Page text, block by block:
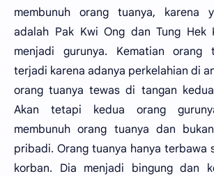
membunuh orang tuanya, karena
adalah Pak Kwi Ong dan Tung Hek
menjadi gurunya. Kematian orang
terjadi karena adanya perkelahian di
orang tuanya tewas di tangan
Akan tetapi kedua orang
membunuh orang tuanya dan
pribadi. Orang tuanya hanya terbawa
korban. Dia menjadi bingung dan